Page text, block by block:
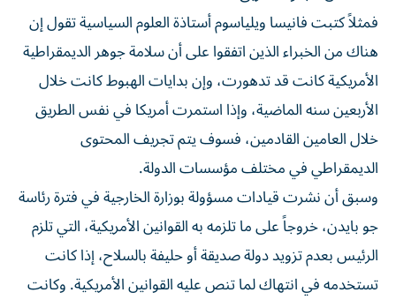
فمثلاً كتبت فانيسا ويلياسوم أستاذة العلوم السياسية تقول إن
هناك من الخبراء الذين اتفقوا على أن سلامة جوهر الديمقراطية
الأمريكية كانت قد تدهورت، وإن بدايات الهبوط كانت خلال
الأربعين سنه الماضية، وإذا استمرت أمريكا في نفس الطريق
خلال العامين القادمين، فسوف يتم تجريف المحتوى
الديمقراطي في مختلف مؤسسات الدولة.
وسبق أن نشرت قيادات مسؤولة بوزارة الخارجية في فترة رئاسة
جو بايدن، خروجاً على ما تلزمه به القوانين الأمريكية، التي تلزم
الرئيس بعدم تزويد دولة صديقة أو حليفة بالسلاح، إذا كانت
تستخدمه في انتهاك لما تنص عليه القوانين الأمريكية. وكانت